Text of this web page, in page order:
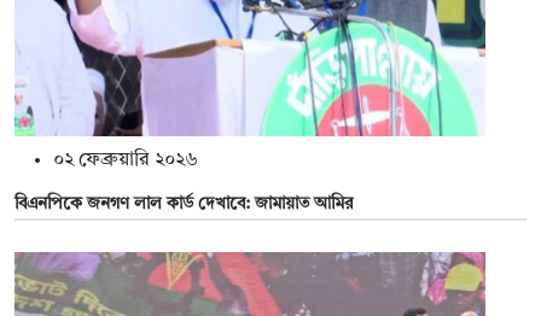
০২ ফেব্রুয়ারি ২০২৬
বিএনপিকে জনগণ লাল কার্ড দেখাবে: জামায়াত আমির